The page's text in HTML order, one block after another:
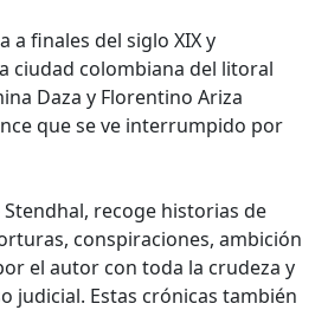
a finales del siglo XIX y
ciudad colombiana del litoral
Daza y Florentino Ariza
que se ve interrumpido por
Stendhal, recoge historias de
conspiraciones, ambición
el autor con toda la crudeza y
judicial. Estas crónicas también